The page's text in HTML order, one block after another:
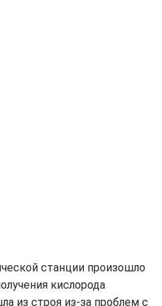
станции произошло
кислорода
из строя из-за проблем с